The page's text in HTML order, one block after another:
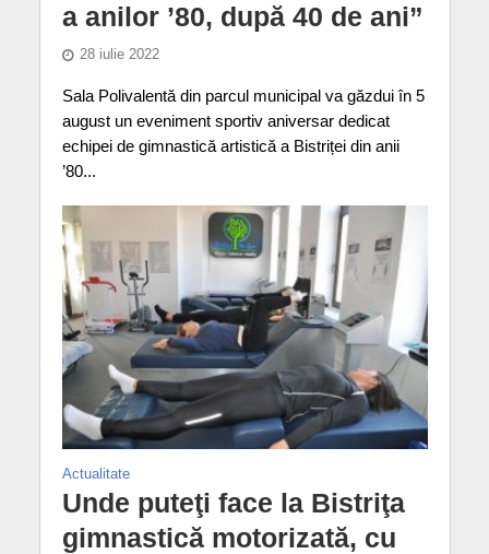
a anilor ’80, după 40 de ani”
28 iulie 2022
Sala Polivalentă din parcul municipal va găzdui în 5
august un eveniment sportiv aniversar dedicat
echipei de gimnastică artistică a Bistriței din anii
’80...
Actualitate
Unde puteţi face la Bistriţa
gimnastică motorizată, cu